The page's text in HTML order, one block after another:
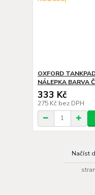
OXFORD
NÁLEPKA BARVA
333 Kč
275 Kč bez DPH
Načíst